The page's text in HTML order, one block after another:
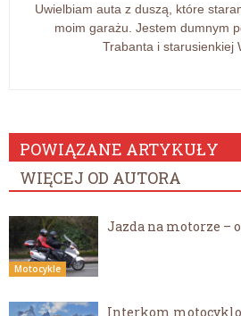
Uwielbiam auta z duszą, które
moim garażu. Jestem dumnym
Trabanta i starusienkiej
POWIĄZANE ARTYKUŁY
WIĘCEJ OD AUTORA
Motocykle
Jazda na motorze –
Interkom